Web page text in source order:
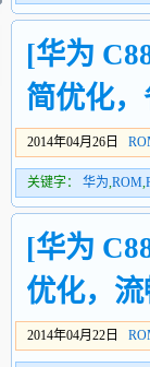
[华为
简优化
2014年04月26日
关键字： 华为,ROM,
[华为
优化，
2014年04月22日